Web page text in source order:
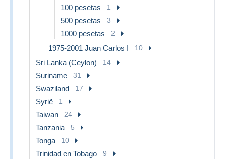
100 pesetas 1
500 pesetas 3
1000 pesetas 2
1975-2001 Juan Carlos I 10
Sri Lanka (Ceylon) 14
Suriname 31
Swaziland 17
Syrië 1
Taiwan 24
Tanzania 5
Tonga 10
Trinidad en Tobago 9